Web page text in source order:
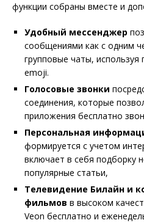
функции собраны вместе и
Удобный мессенджер
сообщениями как с одним
групповые чаты,
emoji.
Голосовые звонки
соединения, которые
приложения бесплатно
Персональная
формируется с учетом
включает в себя подборку
популярные статьи,
Телевидение Билайн и
фильмов в высоком
Veon бесплатно и